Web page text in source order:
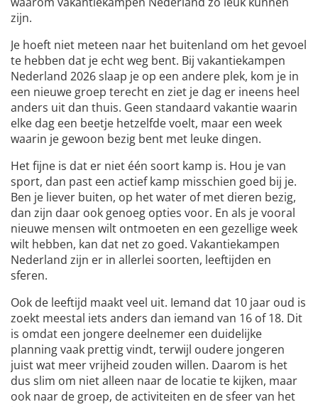
zijn.
Je hoeft niet meteen naar het buitenland om het gevoel
te hebben dat je echt weg bent. Bij vakantiekampen
Nederland 2026 slaap je op een andere plek, kom je in
een nieuwe groep terecht en ziet je dag er ineens heel
anders uit dan thuis. Geen standaard vakantie waarin
elke dag een beetje hetzelfde voelt, maar een week
waarin je gewoon bezig bent met leuke dingen.
Het fijne is dat er niet één soort kamp is. Hou je van
sport, dan past een actief kamp misschien goed bij je.
Ben je liever buiten, op het water of met dieren bezig,
dan zijn daar ook genoeg opties voor. En als je vooral
nieuwe mensen wilt ontmoeten en een gezellige week
wilt hebben, kan dat net zo goed. Vakantiekampen
Nederland zijn er in allerlei soorten, leeftijden en
sferen.
Ook de leeftijd maakt veel uit. Iemand dat 10 jaar oud is
zoekt meestal iets anders dan iemand van 16 of 18. Dit
is omdat een jongere deelnemer een duidelijke
planning vaak prettig vindt, terwijl oudere jongeren
juist wat meer vrijheid zouden willen. Daarom is het
dus slim om niet alleen naar de locatie te kijken, maar
ook naar de groep, de activiteiten en de sfeer van het